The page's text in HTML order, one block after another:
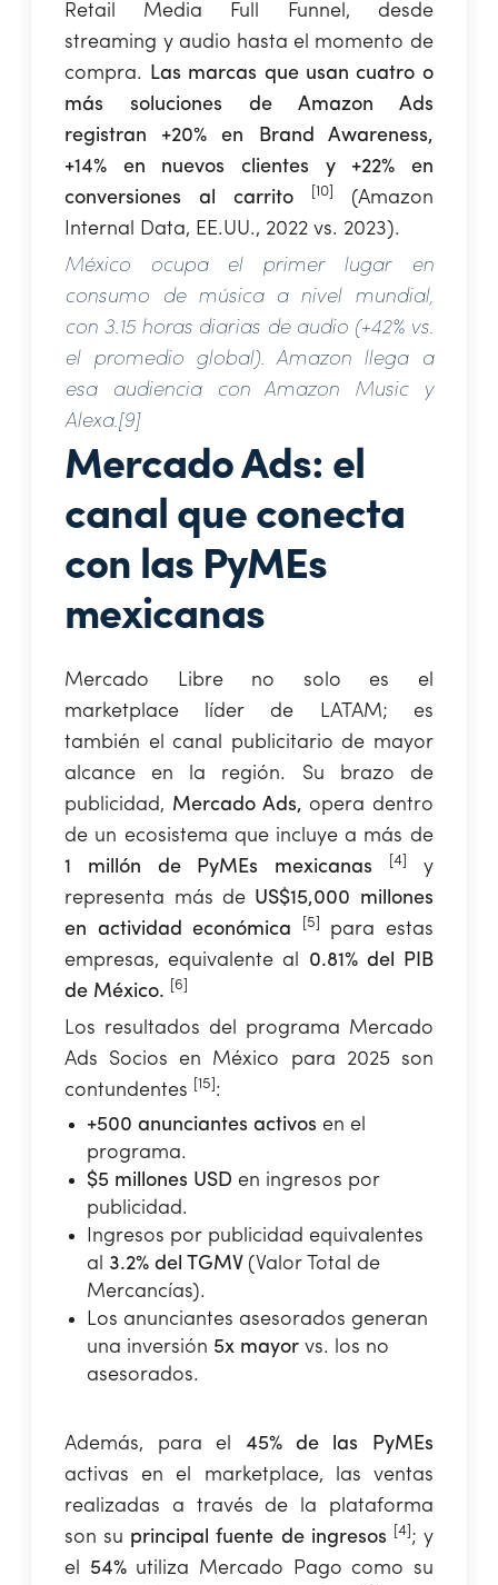
Retail Media Full Funnel, desde
streaming y audio hasta el momento de
compra.
Las marcas que usan cuatro o
más soluciones de Amazon Ads
registran +20% en Brand Awareness,
+14% en nuevos clientes y +22% en
conversiones al carrito
[10]
(Amazon
Internal Data, EE.UU., 2022 vs. 2023).
México ocupa el primer lugar en
consumo de música a nivel mundial,
con 3.15 horas diarias de audio (+42% vs.
el promedio global). Amazon llega a
esa audiencia con Amazon Music y
Alexa.[9]
Mercado Ads: el
canal que conecta
con las PyMEs
mexicanas
Mercado Libre no solo es el
marketplace líder de LATAM; es
también el canal publicitario de mayor
alcance en la región. Su brazo de
publicidad, Mercado Ads, opera dentro
de un ecosistema que incluye a más de
1 millón de PyMEs mexicanas
[4]
y
representa más de US$15,000 millones
en actividad económica
[5]
para estas
empresas, equivalente al 0.81% del PIB
de México.
[6]
Los resultados del programa Mercado
Ads Socios en México para 2025 son
contundentes
[15] :
+500 anunciantes activos en el
programa.
$5 millones USD en ingresos por
publicidad.
Ingresos por publicidad equivalentes
al 3.2% del TGMV (Valor Total de
Mercancías).
Los anunciantes asesorados generan
una inversión 5x mayorvs. los no
asesorados.
Además, para el 45% de las PyMEs
activas en el marketplace, las ventas
realizadas a través de la plataforma
son su principal fuente de ingresos [4] ; y
el 54% utiliza Mercado Pago como su